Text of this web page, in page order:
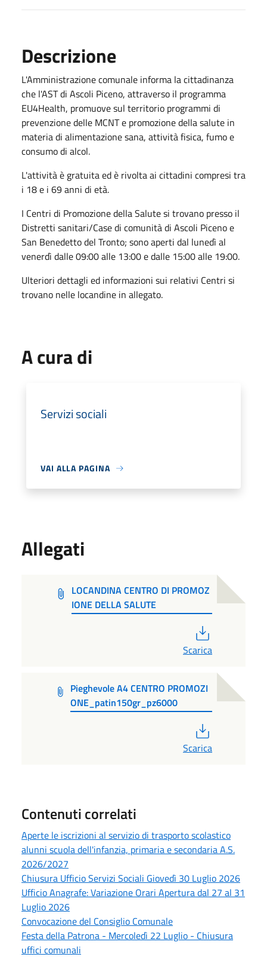
Descrizione
L'Amministrazione comunale informa la cittadinanza
che l'AST di Ascoli Piceno, attraverso il programma
EU4Health, promuove sul territorio programmi di
prevenzione delle MCNT e promozione della salute in
materia di alimentazione sana, attività fisica, fumo e
consumo di alcol.
L'attività è gratuita ed è rivolta ai cittadini compresi tra
i 18 e i 69 anni di età.
I Centri di Promozione della Salute si trovano presso il
Distretti sanitari/Case di comunità di Ascoli Piceno e
San Benedetto del Tronto; sono aperti dal lunedì al
venerdì dalle 09:00 alle 13:00 e dalle 15:00 alle 19:00.
Ulteriori dettagli ed informazioni sui relativi Centri si
trovano nelle locandine in allegato.
A cura di
Servizi sociali
VAI ALLA PAGINA
Allegati
LOCANDINA CENTRO DI PROMOZ
IONE DELLA SALUTE
Scarica
Pieghevole A4 CENTRO PROMOZI
ONE_patin150gr_pz6000
Scarica
Contenuti correlati
Aperte le iscrizioni al servizio di trasporto scolastico
alunni scuola dell'infanzia, primaria e secondaria A.S.
2026/2027
Chiusura Ufficio Servizi Sociali Giovedì 30 Luglio 2026
Ufficio Anagrafe: Variazione Orari Apertura dal 27 al 31
Luglio 2026
Convocazione del Consiglio Comunale
Festa della Patrona - Mercoledì 22 Luglio - Chiusura
uffici comunali